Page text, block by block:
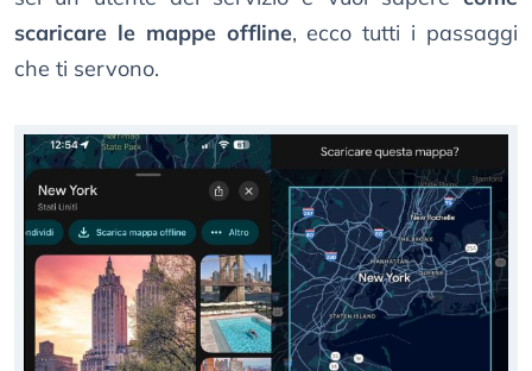
scaricare le mappe offline, ecco tutti i passaggi
che ti servono.